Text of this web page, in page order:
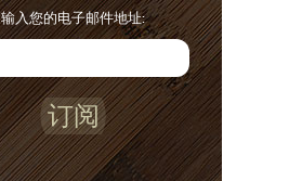
输入您的电子邮件地址:
订阅